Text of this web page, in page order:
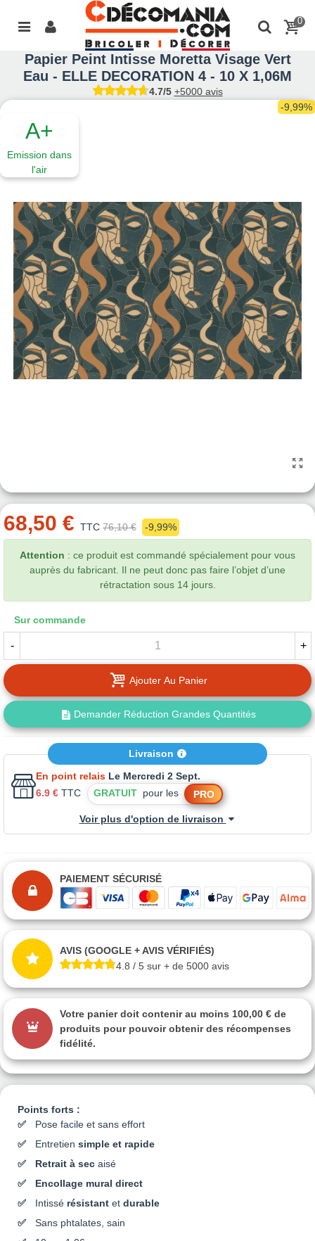
0
Papier Peint Intisse Moretta Visage Vert
Eau - ELLE DECORATION 4 - 10 X 1,06M
4.7/5 +5000 avis
A+
Emission dans
l'air
-9,99%
Points forts :
Pose facile et sans effort
Entretien simple et rapide
Retrait à sec aisé
Encollage mural direct
Intissé résistant et durable
Sans phtalates, sain
68,50 € TTC 76,10 € -9,99%
Attention : ce produit est commandé spécialement pour vous
auprès du fabricant. Il ne peut donc pas faire l’objet d’une
rétractation sous 14 jours.
Sur commande
- +
Ajouter Au Panier
Demander Réduction Grandes Quantités
Livraison
En point relais Le Mercredi 2 Sept.
6.9 € TTC GRATUIT pour les PRO
Voir plus d'option de livraison
PAIEMENT SÉCURISÉ
AVIS (GOOGLE + AVIS VÉRIFIÉS)
4.8 / 5 sur + de 5000 avis
Votre panier doit contenir au moins 100,00 € de
produits pour pouvoir obtenir des récompenses
fidélité.